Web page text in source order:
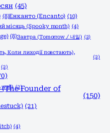
(45)
(8)Енканто (Encanto) (10)
місяць (Spooky month) (4)
(8)Завтра (Tomorrow / 내일) (2)
Коли лиходії повстають),
(2)
(2)
wall) (2)Founder of
(150)
(21)
(4)